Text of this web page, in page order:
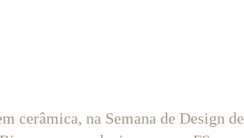
cerâmica, na Semana de Design de